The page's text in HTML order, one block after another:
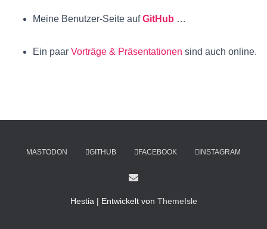
Meine Benutzer-Seite aufGitHub …
Ein paar Vorträge & Präsentationen sind auch online.
MASTODON GITHUB FACEBOOK INSTAGRAM
Hestia | Entwickelt von ThemeIsle